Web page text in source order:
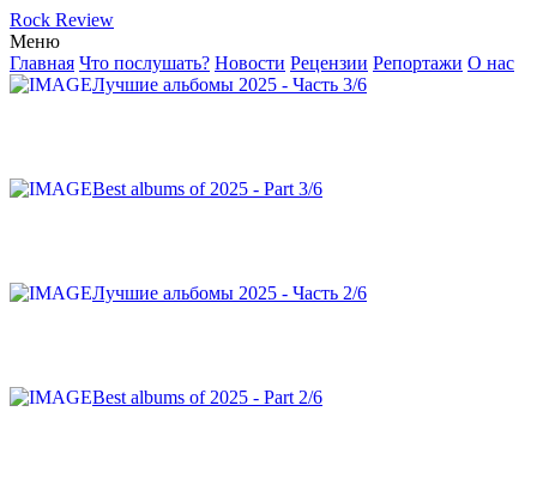
Rock Review
Меню
Главная Что послушать? Новости Рецензии Репортажи О нас
Лучшие альбомы 2025 - Часть 3/6
Best albums of 2025 - Part 3/6
Лучшие альбомы 2025 - Часть 2/6
Best albums of 2025 - Part 2/6